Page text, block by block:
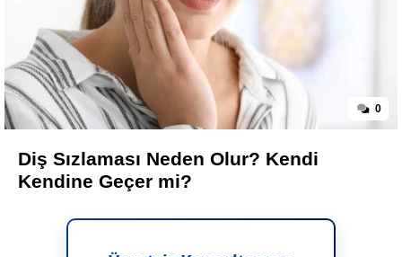
0
Diş Sızlaması Neden Olur? Kendi
Kendine Geçer mi?